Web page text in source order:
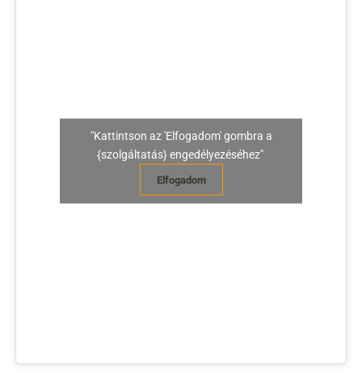
"Kattintson az 'Elfogadom' gombra a
{szolgáltatás} engedélyezéséhez"
Elfogadom